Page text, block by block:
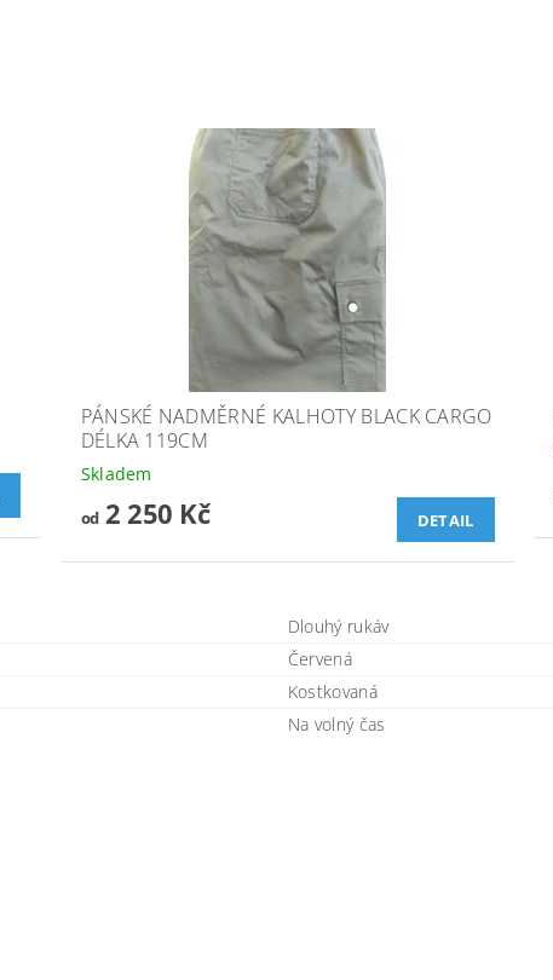
PÁNSKÉ NADMĚRNÉ KALHOTY BLACK CARGO
DÉLKA 119CM
Skladem
od2 250 Kč DETAIL
Dlouhý rukáv
Červená
Kostkovaná
Na volný čas